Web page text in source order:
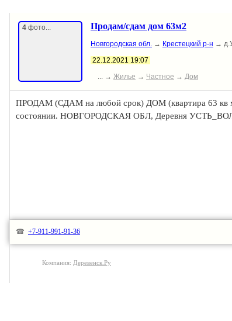
4 фото... Продам/сдам дом 63м2
Новгородская обл. → Крестецкий р-н →
22.12.2021 19:07
... → Жилье → Частное → Дом
ПРОДАМ (СДАМ на любой срок) ДОМ (квартира 63
состоянии. НОВГОРОДСКАЯ ОБЛ, Деревня
☎ +7-911-991-91-36
Компания: Деревенск.Ру